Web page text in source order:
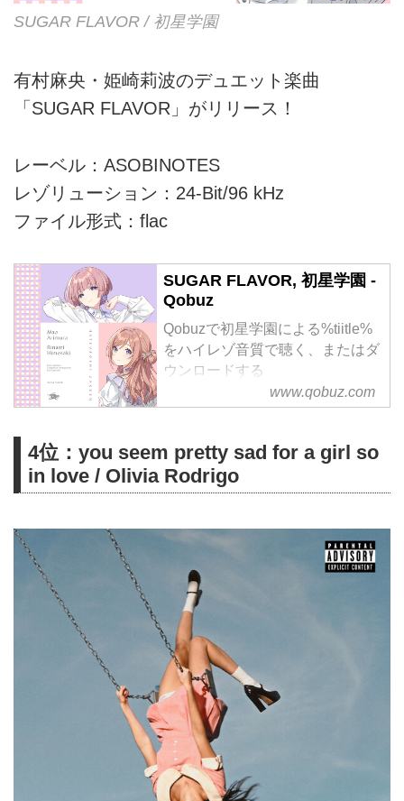
SUGAR FLAVOR / 初星学園
有村麻央・姫崎莉波のデュエット楽曲
「SUGAR FLAVOR」がリリース！
レーベル：ASOBINOTES
レゾリューション：24-Bit/96 kHz
ファイル形式：flac
SUGAR FLAVOR, 初星学園 -
Qobuz
Qobuzで初星学園による%tiitle%
をハイレゾ音質で聴く、またはダ
ウンロードする
サブスクリプションは¥1,280/月
から
www.qobuz.com
4位：you seem pretty sad for a girl so
in love / Olivia Rodrigo